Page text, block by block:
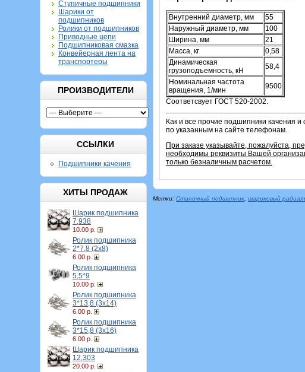
Ступичные подшипники
Шарики от
подшипников
Ролики от подшипников
Приводные цепи
Подшипниковая смазка
Конвейерная лента на
транспортеры
ПРОИЗВОДИТЕЛИ
ССЫЛКИ
Подшипники качения
ХИТЫ ПРОДАЖ
Шарик подшипника
7,938
10.00 р.
Ролик подшипника
2*7,8 (2х8)
6.00 р.
Ролик подшипника
5,5*9
10.00 р.
Ролик подшипника
3*13,8 (3х14)
6.00 р.
Ролик подшипника
3*15,8 (3х16)
6.00 р.
Шарик подшипника
12,303
20.00 р.
Внутренний диаметр, мм
55
Наружный диаметр, мм
100
Ширина, мм
21
Масса, кг
0,58
Динамическая
грузоподъемность, кН
58,4
Номинальная частота
вращения, 1/мин
9500
Соответсвует ГОСТ 520-2002.
Как и все прочие подшипники качения
по указанным на сайте телефонам.
При заказе указывайте, пожалуйста,
необходимы реквизиты Вашей
только безналичным расчетом.
Метки: Станочный подшипник шариковый